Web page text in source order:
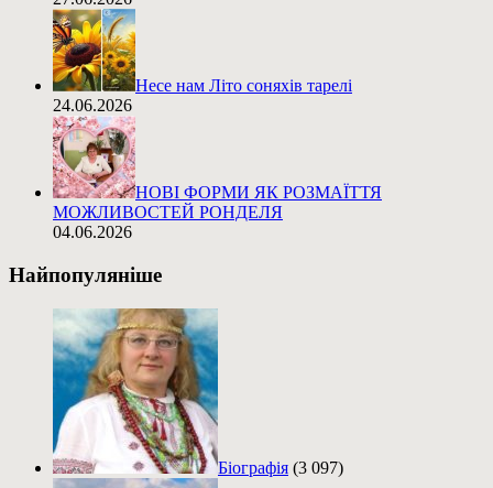
Несе нам Літо соняхів тарелі
24.06.2026
НОВІ ФОРМИ ЯК РОЗМАЇТТЯ
МОЖЛИВОСТЕЙ РОНДЕЛЯ
04.06.2026
Найпопуляніше
Біографія (3 097)